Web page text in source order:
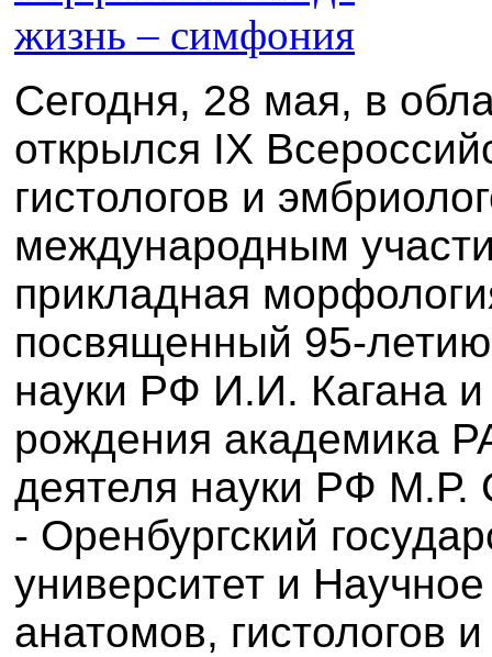
Сегодня, 28 мая, в
открылся IX
гистологов и
международным
прикладная
посвященный 95-
науки РФ И.И. Кагана
рождения академика
деятеля науки РФ М.Р.
- Оренбургский
университет и
анатомов, гистологов